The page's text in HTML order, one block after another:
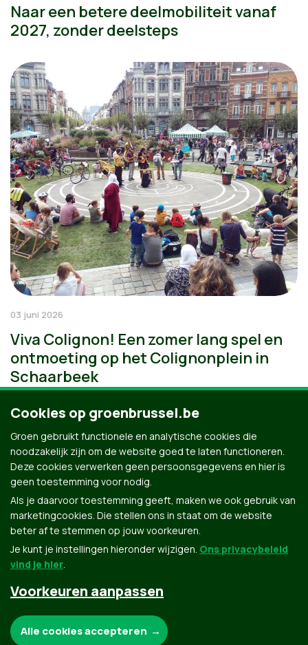
Naar een betere deelmobiliteit vanaf
2027, zonder deelsteps
03 juni 2026
Viva Colignon! Een zomer lang spel en
ontmoeting op het Colignonplein in
Schaarbeek
Groen.be
Cookies op groenbrussel.be
Groen gebruikt functionele en analytische cookies die
noodzakelijk zijn om de website goed te laten functioneren.
Deze cookies verwerken geen persoonsgegevens en hier is
geen toestemming voor nodig.
Als je daarvoor toestemming geeft, maken we ook gebruik van
marketingcookies. Die stellen ons in staat om de website
beter af te stemmen op jouw voorkeuren.
Je kunt je instellingen hieronder wijzigen. Ons privacybeleid
vind je hier.
Voorkeuren aanpassen
Alle cookies accepteren